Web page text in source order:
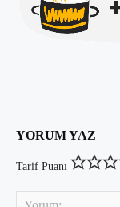
YORUM YAZ
Tarif Puanı